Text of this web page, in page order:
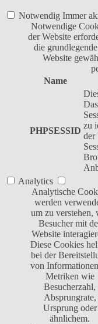
Notwendig Immer
Notwendige
der Website
die
Website
Name
PHPSESSID
zu
der
Analytics
Analytische
werden
um zu verstehen,
Besucher mit
Website
Diese Cookies
bei der
von
Metriken wie
Besucherzahl,
Absprungrate,
Ursprung oder
ähnlichem.